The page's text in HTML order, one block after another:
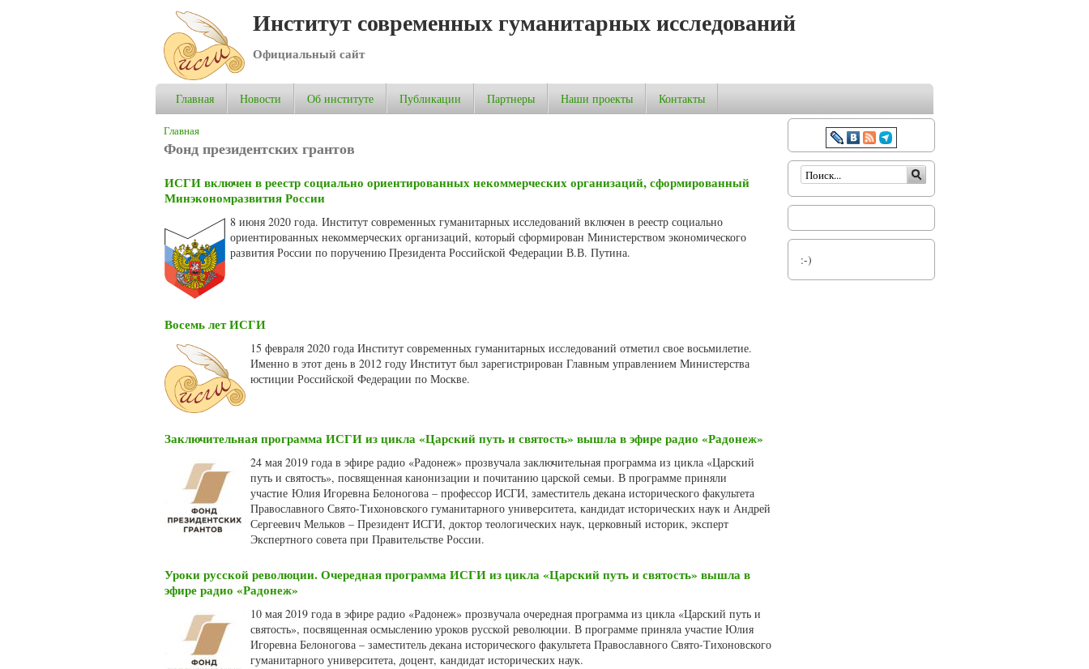
Институт современных гуманитарных исследований
Официальный сайт
Главная Новости Об институте Публикации Партнеры Наши проекты Контакты
Вы здесь
Главная
Фонд президентских грантов
ИСГИ включен в реестр социально ориентированных некоммерческих организаций, сформированный
Минэкономразвития России
8 июня 2020 года. Институт современных гуманитарных исследований включен в реестр социально
ориентированных некоммерческих организаций, который сформирован Министерством экономического
развития России по поручению Президента Российской Федерации В.В. Путина.
Восемь лет ИСГИ
15 февраля 2020 года Институт современных гуманитарных исследований отметил свое восьмилетие.
Именно в этот день в 2012 году Институт был зарегистрирован Главным управлением Министерства
юстиции Российской Федерации по Москве.
Заключительная программа ИСГИ из цикла «Царский путь и святость» вышла в эфире радио «Радонеж»
24 мая 2019 года в эфире радио «Радонеж» прозвучала заключительная программа из цикла «Царский
путь и святость», посвященная канонизации и почитанию царской семьи. В программе приняли
участие Юлия Игоревна Белоногова – профессор ИСГИ, заместитель декана исторического факультета
Православного Свято-Тихоновского гуманитарного университета, кандидат исторических наук и Андрей
Сергеевич Мельков – Президент ИСГИ, доктор теологических наук, церковный историк, эксперт
Экспертного совета при Правительстве России.
Уроки русской революции. Очередная программа ИСГИ из цикла «Царский путь и святость» вышла в
эфире радио «Радонеж»
10 мая 2019 года в эфире радио «Радонеж» прозвучала очередная программа из цикла «Царский путь и
святость», посвященная осмыслению уроков русской революции. В программе приняла участие Юлия
Игоревна Белоногова – заместитель декана исторического факультета Православного Свято-Тихоновского
гуманитарного университета, доцент, кандидат исторических наук.
Форма поиска
:-)